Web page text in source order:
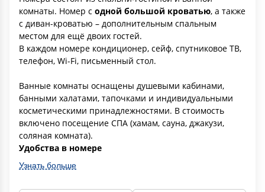
комнаты. Номер с одной большой кроватью, а также
с диван-кроватью – дополнительным спальным
местом для ещё двоих гостей.
В каждом номере кондиционер, сейф, спутниковое ТВ,
телефон, Wi-Fi, письменный стол.
Ванные комнаты оснащены душевыми кабинами,
банными халатами, тапочками и индивидуальными
косметическими принадлежностями. В стоимость
включено посещение СПА (хамам, сауна, джакузи,
соляная комната).
Удобства в номере
Узнать больше